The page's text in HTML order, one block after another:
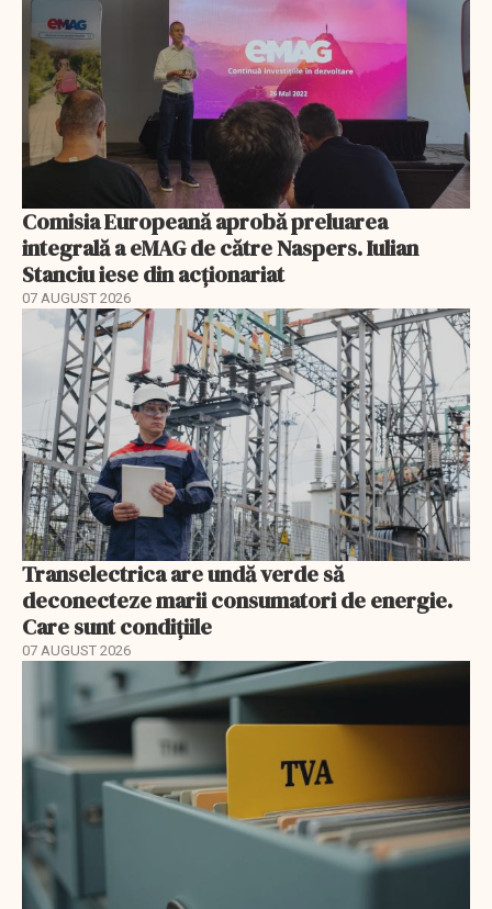
Comisia Europeană aprobă preluarea
integrală a eMAG de către Naspers. Iulian
Stanciu iese din acționariat
07 AUGUST 2026
Transelectrica are undă verde să
deconecteze marii consumatori de energie.
Care sunt condițiile
07 AUGUST 2026